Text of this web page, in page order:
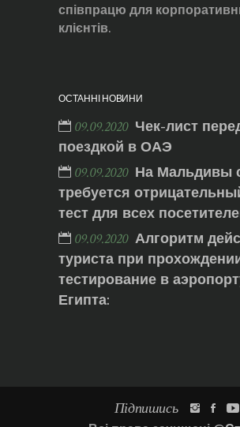
співпрацю для
клієнтів.
ОСТАННІ НОВИНИ
09.09.2020 Чек-лист
поездкой в ОАЭ
09.09.2020 На Мальдивы
требуется
тест для всех
09.09.2020 Алгоритм
туриста при
тестирование в
Египта:
Підпишись